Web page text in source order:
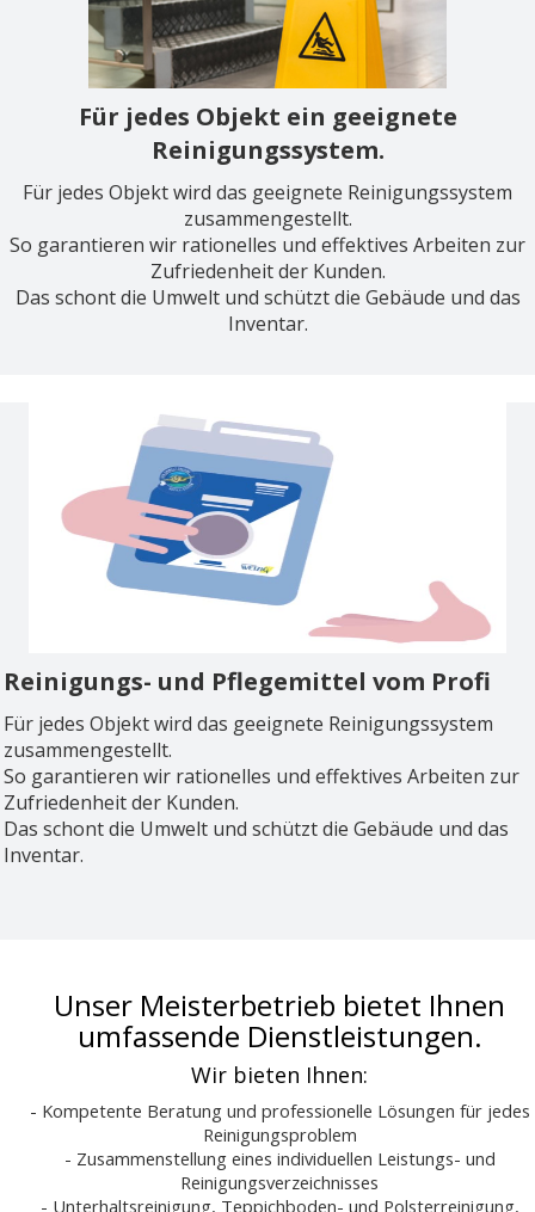
Für jedes Objekt ein geeignete
Reinigungssystem.
Für jedes Objekt wird das geeignete Reinigungssystem
zusammengestellt.
So garantieren wir rationelles und effektives Arbeiten zur
Zufriedenheit der Kunden.
Das schont die Umwelt und schützt die Gebäude und das
Inventar.
Reinigungs- und Pflegemittel vom Profi
Für jedes Objekt wird das geeignete Reinigungssystem
zusammengestellt.
So garantieren wir rationelles und effektives Arbeiten zur
Zufriedenheit der Kunden.
Das schont die Umwelt und schützt die Gebäude und das
Inventar.
Unser Meisterbetrieb bietet Ihnen
umfassende Dienstleistungen.
Wir bieten Ihnen:
- Kompetente Beratung und professionelle Lösungen für jedes
Reinigungsproblem
- Zusammenstellung eines individuellen Leistungs- und
Reinigungsverzeichnisses
- Unterhaltsreinigung, Teppichboden- und Polsterreinigung,